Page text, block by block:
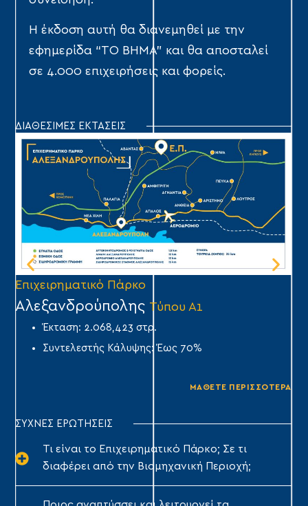
Η έκδοση αυτή θα διανεμηθεί με την
εφημερίδα “ΤΟ ΒΗΜΑ” και θα αποσταλεί
σε 4.000 επιχειρήσεις και φορείς.
ΔΙΑΘΕΣΙΜΕΣ ΕΚΤΑΣΕΙΣ
Επιχειρηματικό Πάρκο
Αλεξανδρούπολης Τύπου Α1
Έκταση: 2.068,423 στρ.
Συντελεστής Κάλυψης: Έως 70%
ΜΑΘΕΤΕ ΠΕΡΙΣΣΟΤΕΡΑ
ΣΥΧΝΕΣ ΕΡΩΤΗΣΕΙΣ
Τι είναι το Επιχειρηματικό Πάρκο; Σε τι
διαφέρει από την Βιομηχανική Περιοχή;